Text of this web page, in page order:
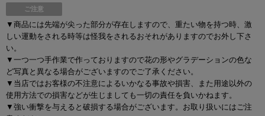
ご注意
▼商品には先端が尖った部分が存在しますので、重たい物を持つ時、激
しい運動をされる時等は怪我をされるおそれがありますのでお外し下さ
い。
▼一つ一つ手作業で作っておりますので花の形やグラデーションの色な
ど写真と異なる場合がございますのでご了承ください。
▼当店ではお客様の不注意によるいかなる事故や損害、また用途以外の
使用方法での損害などが生じましても一切の責任を負いかねます。
▼強い衝撃を与えると破損する場合がございます。お取り扱いにはご注